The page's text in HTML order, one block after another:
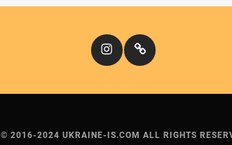
InstagramКіномандри
© 2016-2024 UKRAINE-IS.COM ALL RIGHTS